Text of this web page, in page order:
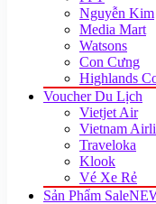
Nguyễn Kim
Media Mart
Watsons
Con Cưng
Highlands
Voucher Du Lịch
Vietjet Air
Vietnam
Traveloka
Klook
Vé Xe Rẻ
Sản Phẩm Sale